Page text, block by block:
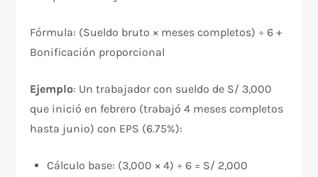
Fórmula: (Sueldo bruto × meses completos) ÷ 6 +
Bonificación proporcional
Ejemplo: Un trabajador con sueldo de S/ 3,000
que inició en febrero (trabajó 4 meses completos
hasta junio) con EPS (6.75%):
Cálculo base: (3,000 × 4) ÷ 6 = S/ 2,000